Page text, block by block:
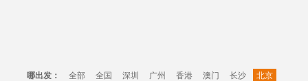
哪出发： 全部 全国 深圳 广州 香港 澳门 长沙 北京